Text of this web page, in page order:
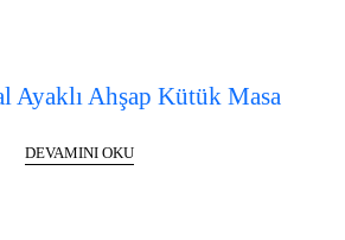
Ayaklı Ahşap Kütük Masa
DEVAMINI OKU